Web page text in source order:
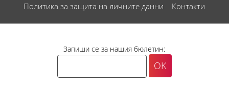
Политика за защита на личните данни
Контакти
Запиши се за нашия бюлетин: